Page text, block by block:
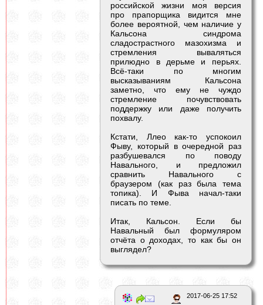
российской жизни моя версия
про прапорщика видится мне
более вероятной, чем наличие у
Кальсона синдрома
сладострастного мазохизма и
стремления вываляться
прилюдно в дерьме и перьях.
Всё-таки по многим
высказываниям Кальсона
заметно, что ему не чуждо
стремление почувствовать
поддержку или даже получить
похвалу.
Кстати, Ллео как-то успокоил
Фыву, который в очередной раз
разбушевался по поводу
Навального, и предложил
сравнить Навального с
браузером (как раз была тема
топика). И Фыва начал-таки
писать по теме.
Итак, Кальсон. Если бы
Навальный был формуляром
отчёта о доходах, то как бы он
выглядел?
2017-06-25 17:52